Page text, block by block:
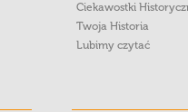
Ciekawostki
Twoja Historia
Lubimy czytać